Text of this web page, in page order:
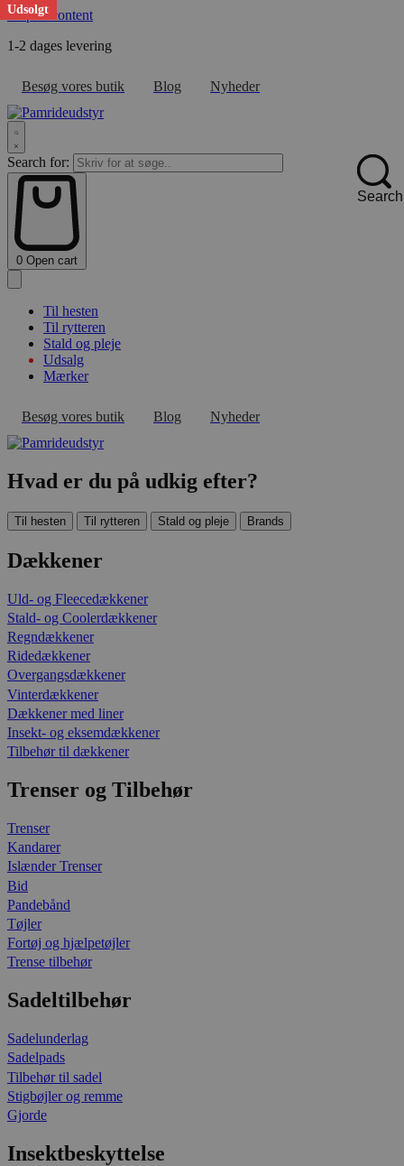
Skip to content
1-2 dages levering
Besøg vores butik Blog Nyheder
Search for:
Search
0 Open cart
Til hesten
Til rytteren
Stald og pleje
Udsalg
Mærker
Besøg vores butik Blog Nyheder
Hvad er du på udkig efter?
Til hesten Til rytteren Stald og pleje Brands
Dækkener
Uld- og Fleecedækkener
Stald- og Coolerdækkener
Regndækkener
Ridedækkener
Overgangsdækkener
Vinterdækkener
Dækkener med liner
Insekt- og eksemdækkener
Tilbehør til dækkener
Trenser og Tilbehør
Trenser
Kandarer
Islænder Trenser
Bid
Pandebånd
Tøjler
Fortøj og hjælpetøjler
Trense tilbehør
Sadeltilbehør
Sadelunderlag
Sadelpads
Tilbehør til sadel
Stigbøjler og remme
Gjorde
Insektbeskyttelse
Udsolgt